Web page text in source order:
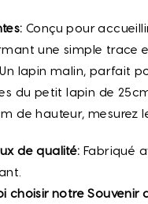
Conçu pour
une simple trace
Un lapin malin, parfait
du petit lapin de
de hauteur, mesurez
de qualité: Fabriqué
choisir notre Souvenir